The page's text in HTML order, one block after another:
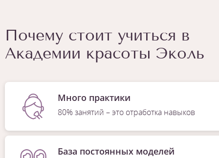
Почему стоит учиться в
Академии красоты Эколь
Много практики
80% занятий – это отработка навыков
База постоянных моделей